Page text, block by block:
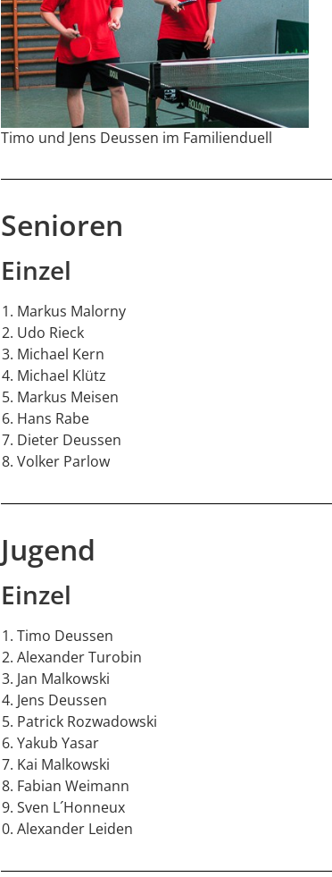
Timo und Jens Deussen im Familienduell
Senioren
Einzel
Markus Malorny
Udo Rieck
Michael Kern
Michael Klütz
Markus Meisen
Hans Rabe
Dieter Deussen
Volker Parlow
Jugend
Einzel
Timo Deussen
Alexander Turobin
Jan Malkowski
Jens Deussen
Patrick Rozwadowski
Yakub Yasar
Kai Malkowski
Fabian Weimann
Sven L´Honneux
Alexander Leiden